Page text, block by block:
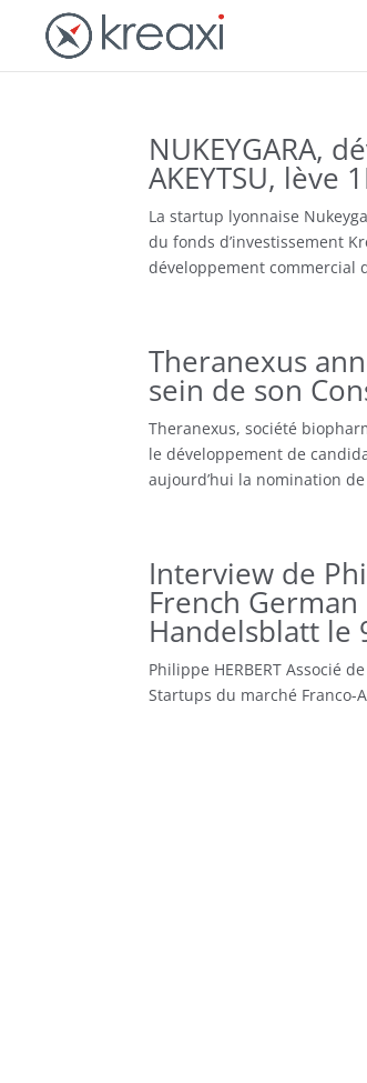
NUKEYGARA,
AKEYTSU, lève
La startup lyonnaise
du fonds d’investissement
développement commercial
Theranexus
sein de son
Theranexus, société
le développement de
aujourd’hui la nomination de
Interview de
French
Handelsblatt le
Philippe HERBERT Associé
Startups du marché Franco-